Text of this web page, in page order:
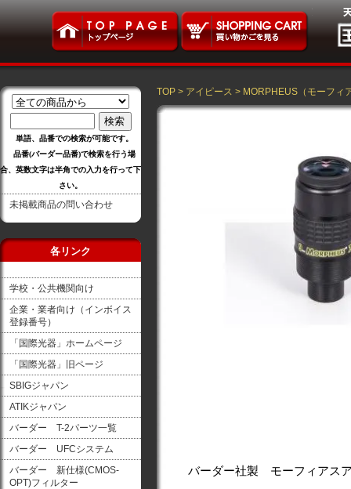
単語、品番での検索が可能です。
品番(バーダー品番)で検索を行う場
合、英数文字は半角での入力を行って下
さい。
未掲載商品の問い合わせ
各リンク
学校・公共機関向け
企業・業者向け（インボイス
登録番号）
「国際光器」ホームページ
「国際光器」旧ページ
SBIGジャパン
ATIKジャパン
バーダー T-2パーツ一覧
バーダー UFCシステム
バーダー 新仕様(CMOS-
OPT)フィルター
TOP > アイピース > MORPHEUS（モーフィ
バーダー社製 モーフィアス